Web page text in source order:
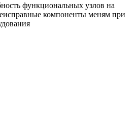
функциональных узлов на
компоненты меням при